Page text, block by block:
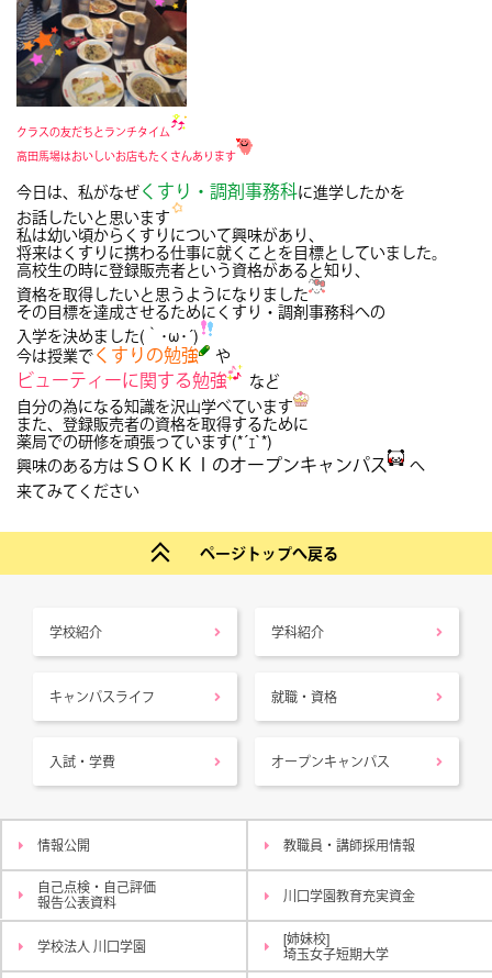
クラスの友だちとランチタイム
高田馬場はおいしいお店もたくさんあります
今日は、私がなぜくすり・調剤事務科に進学したかを
お話したいと思います
私は幼い頃からくすりについて興味があり、
将来はくすりに携わる仕事に就くことを目標としていました。
高校生の時に登録販売者という資格があると知り、
資格を取得したいと思うようになりました
その目標を達成させるためにくすり・調剤事務科への
入学を決めました(｀･ω･´)
今は授業でくすりの勉強 や
ビューティーに関する勉強
など
自分の為になる知識を沢山学べています
また、登録販売者の資格を取得するために
薬局での研修を頑張っています(*´ｪ`*)
興味のある方は ＳＯＫＫＩのオープンキャンパス
へ
来てみてください
ページトップへ戻る
学校紹介 学科紹介
キャンパスライフ 就職・資格
入試・学費 オープンキャンパス
情報公開 教職員・講師採用情報
自己点検・自己評価
報告公表資料
川口学園教育充実資金
学校法人 川口学園
[姉妹校]
埼玉女子短期大学